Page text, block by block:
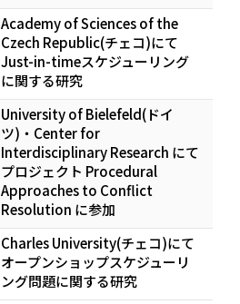
Academy of Sciences of the
Czech Republic(チェコ)にて
Just-in-timeスケジューリング
に関する研究
University of Bielefeld(ドイ
ツ)・Center for
Interdisciplinary Research にて
プロジェクト Procedural
Approaches to Conflict
Resolution に参加
Charles University(チェコ)にて
オープンショップスケジューリ
ング問題に関する研究